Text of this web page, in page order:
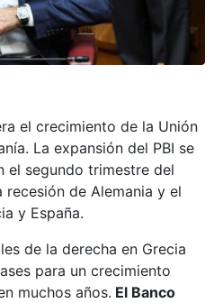
el crecimiento de la Unión
La expansión del PBI se
el segundo trimestre del
de Alemania y el
y España.
de la derecha en Grecia
para un crecimiento
muchos años. El Banco